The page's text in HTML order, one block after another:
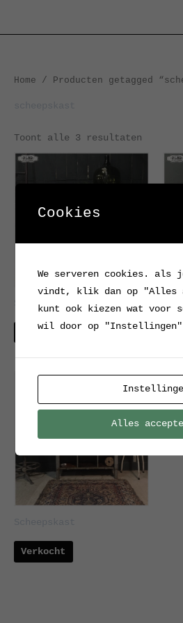
Home / Producten getagged
Toont alle 3 resultaten
op
Scheepskastje (3)
Verkocht
Verkocht
Cookies
We serveren cookies. als
vindt, klik dan op "Alles
kunt ook kiezen wat voor
wil door op
Alles